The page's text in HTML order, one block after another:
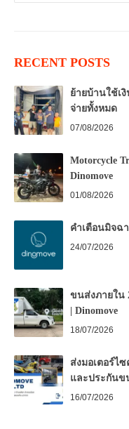
RECENT POSTS
ย้ายบ้านใช้เ
จ่ายทั้งหมด
07/08/2026
Motorcycle
Dinomove
01/08/2026
คำเตือนมิจฉา
24/07/2026
ขนส่งภายใน
| Dinomove
18/07/2026
ส่งมอเตอร์ไ
และประกันข
16/07/2026